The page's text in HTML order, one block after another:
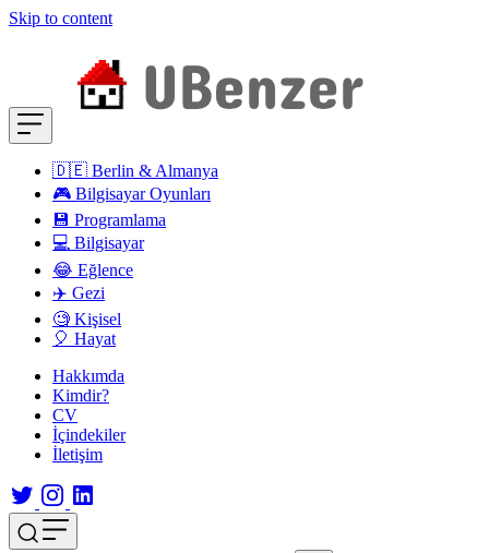
Skip to content
🇩🇪 Berlin & Almanya
🎮 Bilgisayar Oyunları
💾 Programlama
💻 Bilgisayar
😂 Eğlence
✈️ Gezi
🧐 Kişisel
🎈 Hayat
Hakkımda
Kimdir?
CV
İçindekiler
İletişim